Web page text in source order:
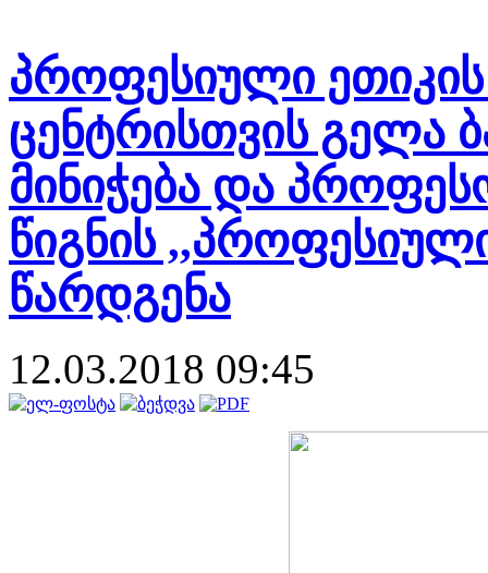
პროფესიული ეთიკის
ცენტრისთვის გელა
მინიჭება და
წიგნის
წარდგენა
12.03.2018 09:45